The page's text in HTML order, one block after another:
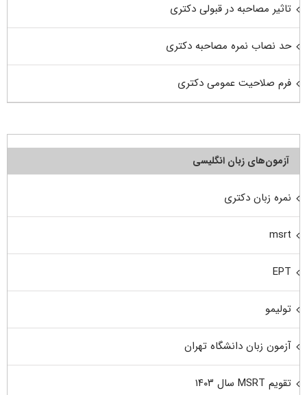
تاثیر مصاحبه در قبولی دکتری
حد نصاب نمره مصاحبه دکتری
فرم صلاحیت عمومی دکتری
آزمون‌های زبان انگلیسی
نمره زبان دکتری
msrt
EPT
تولیمو
آزمون زبان دانشگاه تهران
تقویم MSRT سال ۱۴۰۳